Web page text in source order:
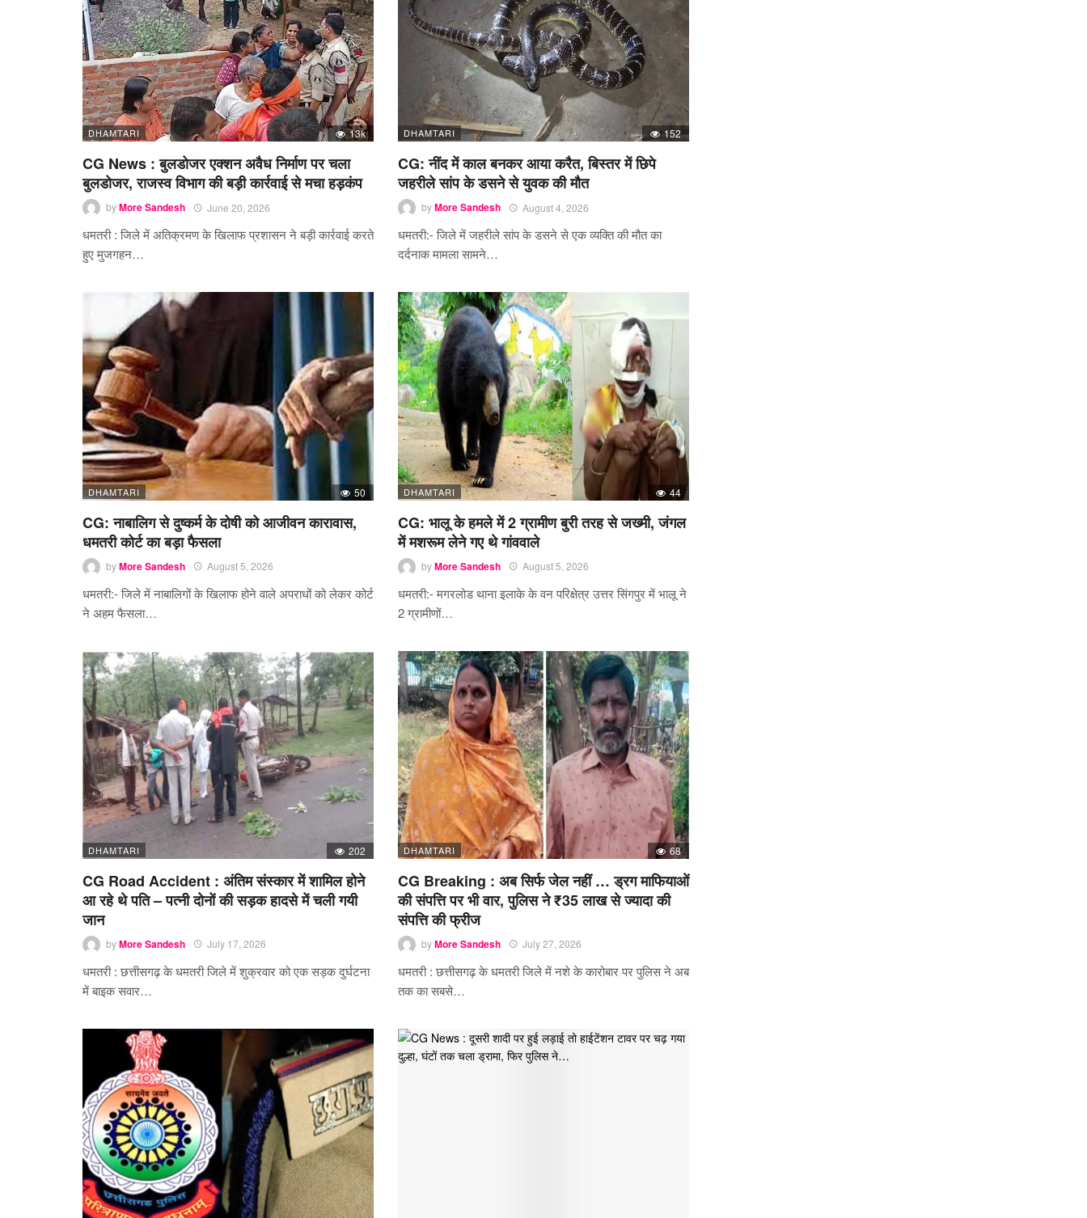
DHAMTARI 13k
CG News : बुलडोजर एक्शन अवैध निर्माण पर चला
बुलडोजर, राजस्व विभाग की बड़ी कार्रवाई से मचा हड़कंप
byMore Sandesh June 20, 2026
धमतरी : जिले में अतिक्रमण के खिलाफ प्रशासन ने बड़ी कार्रवाई करते
हुए मुजगहन…
DHAMTARI 152
CG: नींद में काल बनकर आया करैत, बिस्तर में छिपे
जहरीले सांप के डसने से युवक की मौत
byMore Sandesh August 4, 2026
धमतरी:- जिले में जहरीले सांप के डसने से एक व्यक्ति की मौत का
दर्दनाक मामला सामने…
DHAMTARI 50
CG: नाबालिग से दुष्कर्म के दोषी को आजीवन कारावास,
धमतरी कोर्ट का बड़ा फैसला
byMore Sandesh August 5, 2026
धमतरी:- जिले में नाबालिगों के खिलाफ होने वाले अपराधों को लेकर कोर्ट
ने अहम फैसला…
DHAMTARI 44
CG: भालू के हमले में 2 ग्रामीण बुरी तरह से जख्मी, जंगल
में मशरूम लेने गए थे गांववाले
byMore Sandesh August 5, 2026
धमतरी:- मगरलोड थाना इलाके के वन परिक्षेत्र उत्तर सिंगपुर में भालू ने
2 ग्रामीणों…
DHAMTARI 202
CG Road Accident : अंतिम संस्कार में शामिल होने
आ रहे थे पति – पत्नी दोनों की सड़क हादसे में चली गयी
जान
byMore Sandesh July 17, 2026
धमतरी : छत्तीसगढ़ के धमतरी जिले में शुक्रवार को एक सड़क दुर्घटना
में बाइक सवार…
DHAMTARI 68
CG Breaking : अब सिर्फ जेल नहीं … ड्रग माफियाओं
की संपत्ति पर भी वार, पुलिस ने ₹35 लाख से ज्यादा की
संपत्ति की फ्रीज
byMore Sandesh July 27, 2026
धमतरी : छत्तीसगढ़ के धमतरी जिले में नशे के कारोबार पर पुलिस ने अब
तक का सबसे…